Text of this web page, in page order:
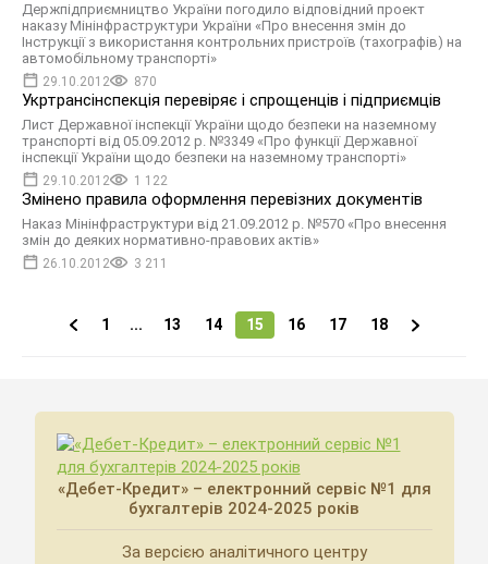
Держпідприємництво України погодило відповідний проект
наказу Мінінфраструктури України «Про внесення змін до
Інструкції з використання контрольних пристроїв (тахографів) на
автомобільному транспорті»
29.10.2012 870
Укртрансінспекція перевіряє і спрощенців і підприємців
Лист Державної інспекції України щодо безпеки на наземному
транспорті від 05.09.2012 р. №3349 «Про функції Державної
інспекції України щодо безпеки на наземному транспорті»
29.10.2012 1 122
Змінено правила оформлення перевізних документів
Наказ Мінінфраструктури від 21.09.2012 р. №570 «Про внесення
змін до деяких нормативно-правових актів»
26.10.2012 3 211
1 ... 13 14 15 16 17 18
«Дебет-Кредит» – електронний сервіс №1 для
бухгалтерів 2024-2025 років
За версією аналітичного центру